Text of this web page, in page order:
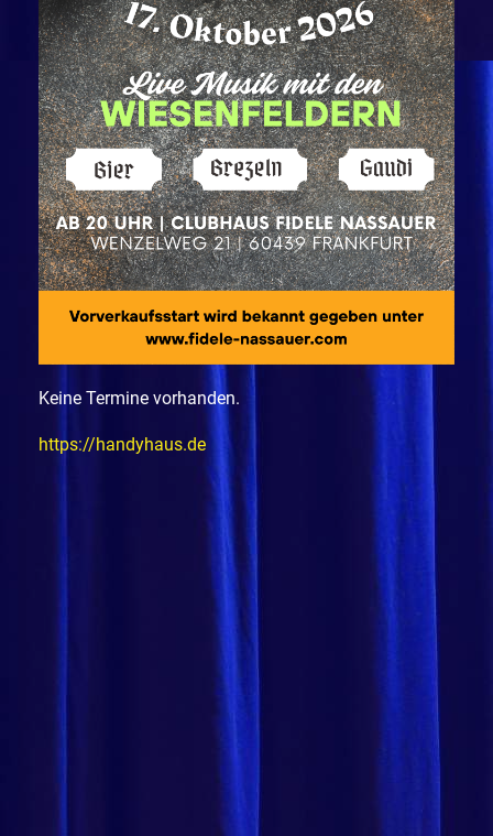
Keine Termine vorhanden.
https://handyhaus.de